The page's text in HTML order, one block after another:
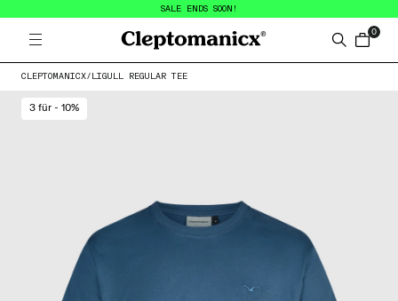
SALE ENDS SOON!
Open menu
Cleptomanicx
Search
0
items
CLEPTOMANICX/ LIGULL REGULAR TEE
3 für - 10%